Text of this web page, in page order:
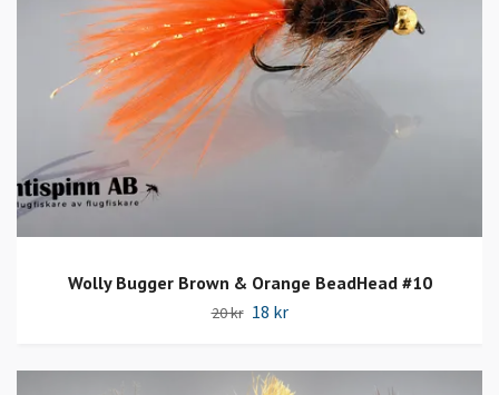
Wolly Bugger Brown & Orange BeadHead #10
20 kr 18 kr